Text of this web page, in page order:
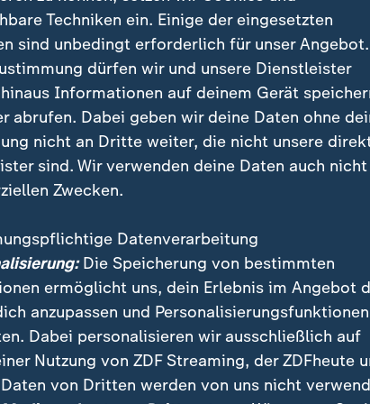
Worte gegen die US-Einwanderungsbehörde
sind keine Wilden, keine Tiere. Wir sind
sind Amerikaner."
Techniken ein. Einige der eingesetzten
sind unbedingt erforderlich für unser
dürfen wir und unsere Dienstleister
Informationen auf deinem Gerät
abrufen. Dabei geben wir deine Daten ohne
nicht an Dritte weiter, die nicht unsere
sind. Wir verwenden deine Daten auch nicht
Zwecken.
Datenverarbeitung
Die Speicherung von bestimmten
ermöglicht uns, dein Erlebnis im Angebot
anzupassen und Personalisierungsfunktionen
Dabei personalisieren wir ausschließlich auf
Nutzung von ZDF Streaming, der ZDFheute
von Dritten werden von uns nicht